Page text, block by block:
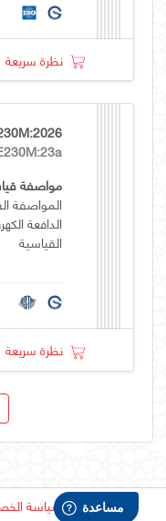
نظرة سريعة
مواصفة
المواصفة
القياسية
نظرة سريعة
سياسة